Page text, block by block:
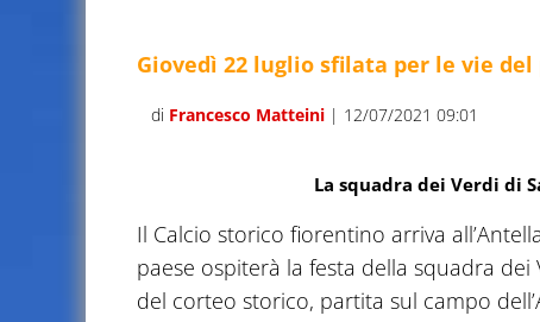
Giovedì 22 luglio sfilata per le vie
di Francesco Matteini | 12/07/2021 09:01
La squadra dei Verdi di
Il Calcio storico fiorentino arriva
paese ospiterà la festa della squadra
del corteo storico, partita sul campo